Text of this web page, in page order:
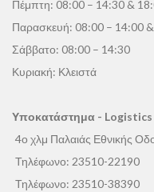
Πέμπτη: 08:00 – 14:30 &
Παρασκευή: 08:00 – 14:00
Σάββατο: 08:00 – 14:30
Κυριακή: Κλειστά
Υποκατάστημα - Logistics
4ο χλμ Παλαιάς Εθνικής
Τηλέφωνο: 23510-22190
Τηλέφωνο: 23510-38390